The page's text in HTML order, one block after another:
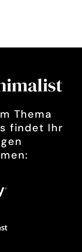
Thema
findet Ihr